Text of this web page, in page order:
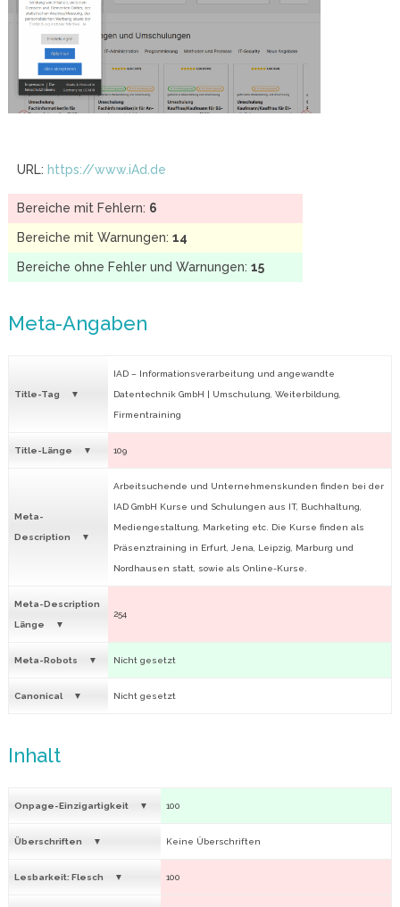
URL: https://www.iAd.de
Bereiche mit Fehlern: 6
Bereiche mit Warnungen: 14
Bereiche ohne Fehler und Warnungen: 15
Meta-Angaben
Title-Tag
IAD – Informationsverarbeitung und angewandte
Datentechnik GmbH | Umschulung, Weiterbildung,
Firmentraining
Title-Länge 109
Meta-
Description
Arbeitsuchende und Unternehmenskunden finden bei der
IAD GmbH Kurse und Schulungen aus IT, Buchhaltung,
Mediengestaltung, Marketing etc. Die Kurse finden als
Präsenztraining in Erfurt, Jena, Leipzig, Marburg und
Nordhausen statt, sowie als Online-Kurse.
Meta-Description
Länge
254
Meta-Robots Nicht gesetzt
Canonical Nicht gesetzt
Inhalt
Onpage-Einzigartigkeit 100
Überschriften Keine Überschriften
Lesbarkeit: Flesch 100